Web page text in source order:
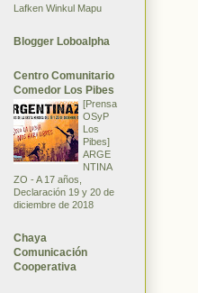
Lafken Winkul Mapu
Blogger Loboalpha
Centro Comunitario
Comedor Los Pibes
[Prensa
OSyP
Los
Pibes]
ARGE
NTINA
ZO - A 17 años,
Declaración 19 y 20 de
diciembre de 2018
Chaya
Comunicación
Cooperativa